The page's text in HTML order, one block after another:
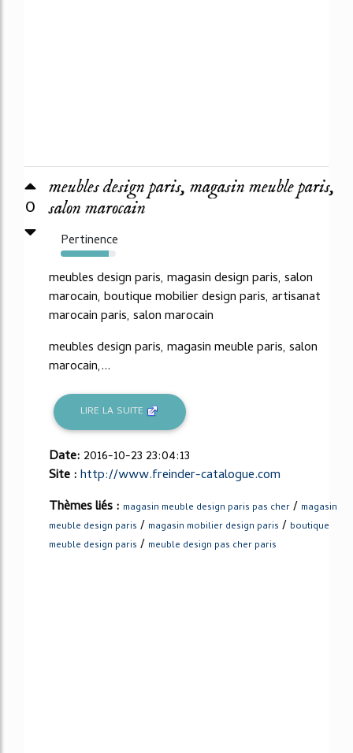
0
meubles design paris, magasin meuble paris,
salon marocain
Pertinence
87%
meubles design paris, magasin design paris, salon
marocain, boutique mobilier design paris, artisanat
marocain paris, salon marocain
meubles design paris, magasin meuble paris, salon
marocain,...
LIRE LA SUITE
Date: 2016-10-23 23:04:13
Site :http://www.freinder-catalogue.com
Thèmes liés : magasin meuble design paris pas cher / magasin
meuble design paris / magasin mobilier design paris / boutique
meuble design paris / meuble design pas cher paris